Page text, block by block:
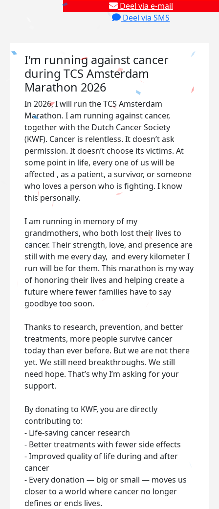
Deel via e-mail
Deel via SMS
I'm running against cancer
during TCS Amsterdam
Marathon 2026
In 2026, I will run the TCS Amsterdam
Marathon. I am running against cancer,
together with the Dutch Cancer Society
(KWF). Cancer is relentless. It doesn’t ask
permission. It doesn’t choose its victims. At
some point in life, every one of us will be
affected , as a patient, a survivor, or someone
who loves a person who is fighting. I know
this personally.
I am running in memory of my
grandmothers, who both lost their lives to
cancer. Their strength, love, and presence are
still with me every day, and every kilometer I
run will be for them. This marathon is my way
of honoring their lives and helping create a
future where fewer families have to say
goodbye too soon.
Thanks to research, prevention, and better
treatments, more people survive cancer
today than ever before. But we are not there
yet. We still need breakthroughs. We still
need hope. That’s why I’m asking for your
support.
By donating to KWF, you are directly
contributing to:
- Life‑saving cancer research
- Better treatments with fewer side effects
- Improved quality of life during and after
cancer
- Every donation — big or small — moves us
closer to a world where cancer no longer
defines or ends lives.